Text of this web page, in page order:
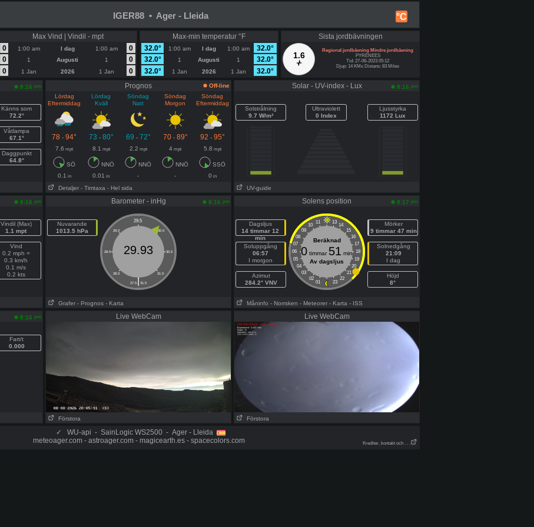
°C
IGER88 • Ager - Lleida
Max Vind | Vindil - mpt
0
1:00 am I dag 1:00 am
0
0
1 Augusti 1
0
0
1 Jan 2026 1 Jan 0
Max-min temperatur °F
32.0°
1:00 am I dag 1:00 am
32.0°
32.0°
1 Augusti 1
32.0°
32.0°
1 Jan 2026 1 Jan 32.0°
Sista jordbävningen
1.6
Regional jordbävning Mindre jordbävning
PYRENEES
Tid: 27-06-2023 05:12
Djup: 14 KMs Distans: 83 Miles
8:16 pm
Känns som
72.2°
Våtlampa
67.1°
Daggpunkt
64.8°
Prognos
Off-line
Lördag
Eftermiddag
Lördag
Kväll
Söndag
Natt
Söndag
Morgon
Söndag
Eftermiddag
78 - 94° 73 - 80° 69 - 72° 70- 89° 92 - 95°
7.6 mpt 8.1 mpt 2.2 mpt 4 mpt 5.8 mpt
SÖ NNÖ NNÖ NNÖ
SSÖ
0.1 in 0.01 in - - 0 in
Detaljer - Timtaxa - Hel sida
Solar - UV-index - Lux 8:16 pm
Solstrålning
9.7 W/m²
Ultraviolett
0 Index
Ljusstyrka
1172 Lux
UV-guide
8:16 pm
Vindil (Max)
1.1 mpt
Vind
0.2 mph =
0.3 km/h
0.1 m/s
0.2 kts
Barometer - inHg 8:16 pm
Nuvarande
1013.5 hPa
29.5
29.0 30.0
28.5 30.5
28.0 31.0
|
27.5 31.5
29.93
Grafer - Prognos - Karta
Solens position 8:17 pm
Dagsljus
14 timmar 12
min
Soluppgång
06:57
I morgon
Azimut
284.2° VNV
11 13
10
14
09
15
08
16
07
17
06
18
05
19
04
20
03
21
02
22
01 23
Beräknad
0 timmar 51 min
Av dagsljus
Mörker
9 timmar 47 min
Solnedgång
21:09
I dag
Höjd
8°
Måninfo - Norrsken - Meteorer - Karta - ISS
8:16 pm
Fart/t
0.000
Live WebCam
Förstora
Live WebCam
Förstora
✓
WU-api - SainLogic WS2500 - Ager - Lleida
meteoager.com - astroager.com - magicearth.es - spacecolors.com
Krediter, kontakt och . . .